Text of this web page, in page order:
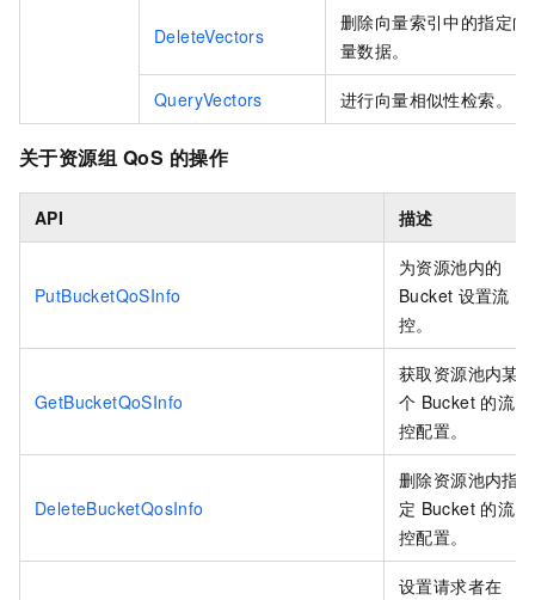
DeleteVectors
删除向量索引中的指定向
量数据。
QueryVectors 进行向量相似性检索。
关于资源组 QoS 的操作
API 描述
PutBucketQoSInfo
为资源池内的
Bucket 设置流
控。
GetBucketQoSInfo
获取资源池内某
个 Bucket 的流
控配置。
DeleteBucketQosInfo
删除资源池内指
定 Bucket 的流
控配置。
设置请求者在